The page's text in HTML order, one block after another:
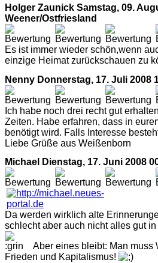
Holger Zaunick Samstag, 09.
Weener/Ostfriesland
Es ist immer wieder schön,wenn
einzige Heimat zurückschauen zu
Nenny Donnerstag, 17. Juli 2008
Ich habe noch drei recht gut
Zeiten. Habe erfahren, dass in
benötigt wird. Falls Interesse
Liebe Grüße aus Weißenborn
Michael
Dienstag, 17. Juni 2008
Da werden wirklich alte
schlecht aber auch nicht alles gut
Aber eines bleibt: Man muss
Frieden und Kapitalismus!